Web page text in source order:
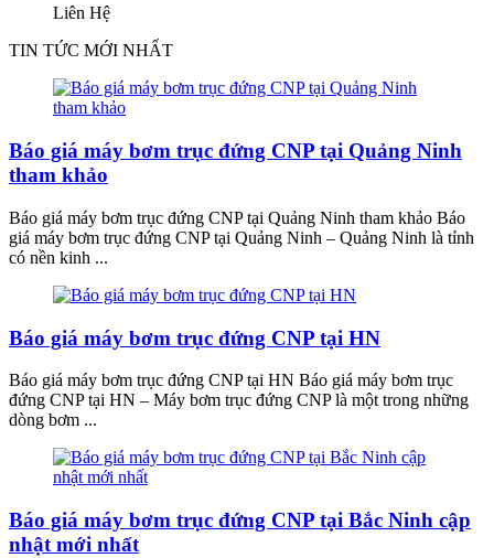
Liên Hệ
TIN TỨC MỚI NHẤT
Báo giá máy bơm trục đứng CNP tại Quảng Ninh
tham khảo
Báo giá máy bơm trục đứng CNP tại Quảng Ninh tham khảo Báo
giá máy bơm trục đứng CNP tại Quảng Ninh – Quảng Ninh là tỉnh
có nền kinh ...
Báo giá máy bơm trục đứng CNP tại HN
Báo giá máy bơm trục đứng CNP tại HN Báo giá máy bơm trục
đứng CNP tại HN – Máy bơm trục đứng CNP là một trong những
dòng bơm ...
Báo giá máy bơm trục đứng CNP tại Bắc Ninh cập
nhật mới nhất